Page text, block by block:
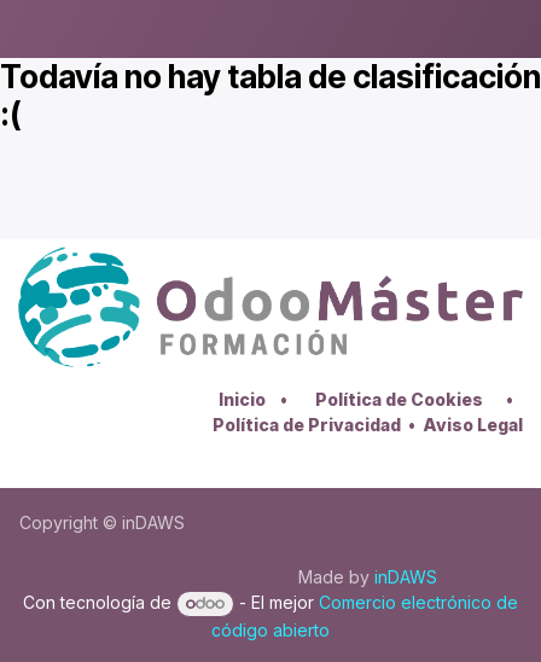
Todavía no hay tabla de clasificación
:(
Inicio • Política de Cookies
•
Política de Privacidad • Aviso Legal
Copyright © inDAWS
Made by inDAWS
Con tecnología de
- El mejorComercio electrónico de
código abierto